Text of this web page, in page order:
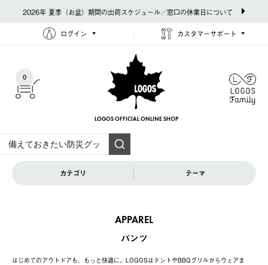
2026年 夏季（お盆）期間の出荷スケジュール／窓口の休業日について
ログイン カスタマーサポート
0
LOGOS OFFICIAL ONLINE SHOP
カテゴリ テーマ
APPAREL
パンツ
はじめてのアウトドアも、もっと快適に。LOGOSはテントやBBQグリルからウェアま